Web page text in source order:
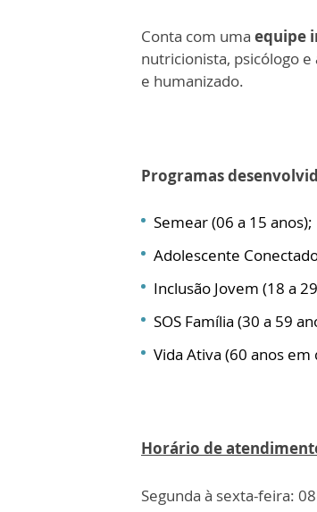
Conta com uma equipe
nutricionista, psicólogo
e humanizado.
Programas
Semear (06 a 15 anos);
Adolescente
Inclusão Jovem (18 a
SOS Família (30 a 59
Vida Ativa (60 anos em
Horário de
Segunda à sexta-feira: